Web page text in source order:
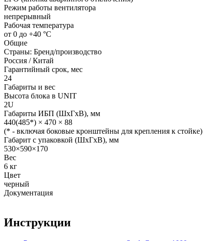
Режим работы вентилятора
непрерывный
Рабочая температура
от 0 до +40 °С
Общие
Страны: Бренд/производство
Россия / Китай
Гарантийный срок, мес
24
Габариты и вес
Высота блока в UNIT
2U
Габариты ИБП (ШхГхВ), мм
440(485*) × 470 × 88
(* - включая боковые кронштейны для крепления к стойке)
Габарит с упаковкой (ШхГхВ), мм
530×590×170
Вес
6 кг
Цвет
черный
Документация
Инструкции